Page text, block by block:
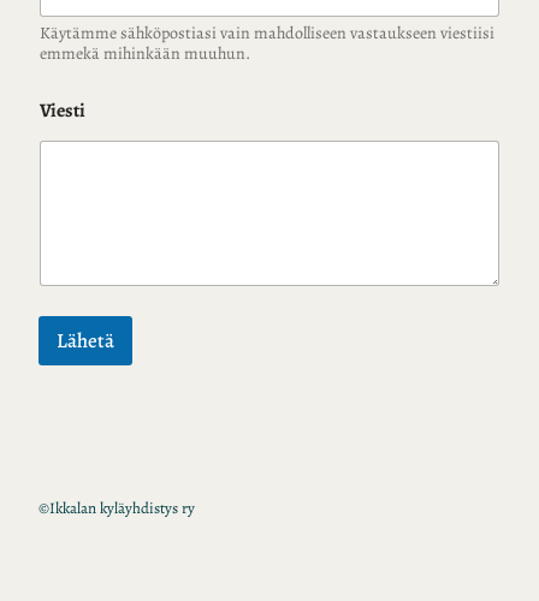
Käytämme sähköpostiasi vain mahdolliseen vastaukseen viestiisi
emmekä mihinkään muuhun.
Viesti
Lähetä
©Ikkalan kyläyhdistys ry